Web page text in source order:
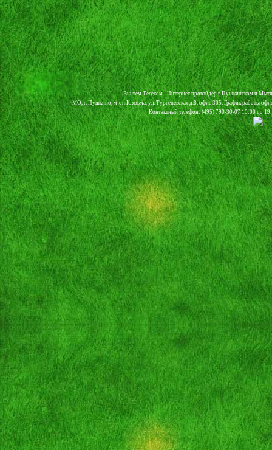
Винтем Телеком - Интернет провайдер в Пушкинском и
МО, г. Пушкино, м-он Клязьма, ул. Тургеневская д.8, офис 305. График работы
Контактный телефон: (495) 790-30-07 10:00 до